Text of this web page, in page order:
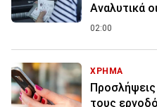
Αναλυτικά
02:00
ΧΡΗΜΑ
τους